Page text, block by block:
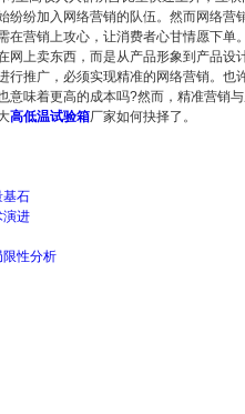
纷纷加入网络营销的队伍。然而网络营
营销上攻心，让消费者心甘情愿下单。
上卖东西，而是从产品形象到产品设
推广，必须实现精准的网络营销。也
意味着更高的成本吗?然而，精准营销
高低温试验箱厂家如何抉择了。
基石
演进
限性分析